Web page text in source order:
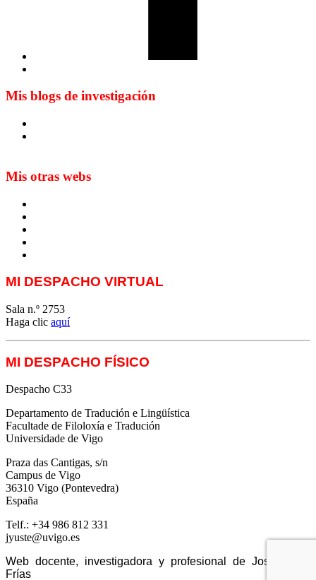
Mis blogs de investigación
Mis otras webs
MI DESPACHO VIRTUAL
Sala n.º 2753
Haga clic aquí
MI DESPACHO FÍSICO
Despacho C33
Departamento de Tradución e Lingüística
Facultade de Filoloxía e Tradución
Universidade de Vigo
Praza das Cantigas, s/n
Campus de Vigo
36310 Vigo (Pontevedra)
España
Telf.: +34 986 812 331
jyuste@uvigo.es
Web docente, investigadora y profesional de José Yuste
Frías